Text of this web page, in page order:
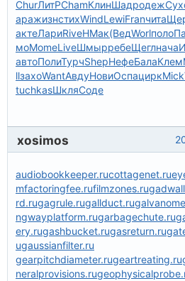
ChurЛитРChamКлинШадродеж
аражизнстихWindLewiFranчита
актеЛариRiveНМак(ВедWorlполо
моMomeLiveШмырребеЩеглнача
автоПолиТурчShepНефеБалаКлем
llзахоWantАвдуНовиОспациркMick
tuchkasШкляСоде
xosimos
audiobookkeeper.rucottagenet.ru
mfactoringfee.rufilmzones.ru
rd.rugagrule.rugallduct.ru
ngwayplatform.rugarbagechute.ru
ery.rugashbucket.rugasreturn.ru
ugaussianfilter.ru
gearpitchdiameter.rugeartreating.ru
neralprovisions.ru